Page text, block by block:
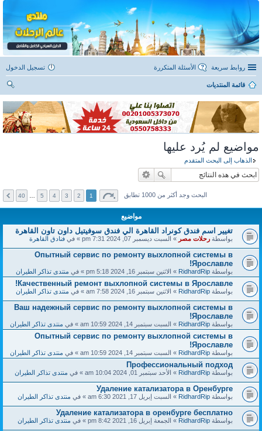
روابط سريعة الأسئلة المتكررة تسجيل الدخول
قائمة المنتديات
ث
مواضيع لم يُرد عليها
الذهاب إلى البحث المتقدم
البحث وجد أكثر من 1000 تطابق 1
2
3
4
5
40
مواضيع
تغيير اسم فندق كونراد القاهرة الي فندق سوفيتيل داون تاون القاهرة
بواسطة رحلات مصر » السبت ديسمبر 07, 2024 7:31 pm » في فنادق القاهرة
Опытный сервис по ремонту выхлопной системы в
Ярославле!
بواسطة RidhardRip » الاثنين سبتمبر 16, 2024 5:18 pm » في منتدى تذاكر الطيران
Качественный ремонт выхлопной системы в Ярославле!
بواسطة RidhardRip » الاثنين سبتمبر 16, 2024 7:58 am » في منتدى تذاكر الطيران
Ваш надежный сервис по ремонту выхлопной системы в
Ярославле!
بواسطة RidhardRip » السبت سبتمبر 14, 2024 10:59 am » في منتدى تذاكر الطيران
Опытный сервис по ремонту выхлопной системы в
Ярославле!
بواسطة RidhardRip » السبت سبتمبر 14, 2024 10:59 am » في منتدى تذاكر الطيران
Профессиональный подход
بواسطة RidhardRip » الأحد سبتمبر 01, 2024 10:04 am » في منتدى تذاكر الطيران
Удаление катализатора в Оренбурге
بواسطة RidhardRip » السبت إبريل 17, 2021 6:30 am » في منتدى تذاكر الطيران
Удаление катализатора в оренбурге бесплатно
بواسطة RidhardRip » الجمعة إبريل 16, 2021 8:42 pm » في منتدى تذاكر الطيران